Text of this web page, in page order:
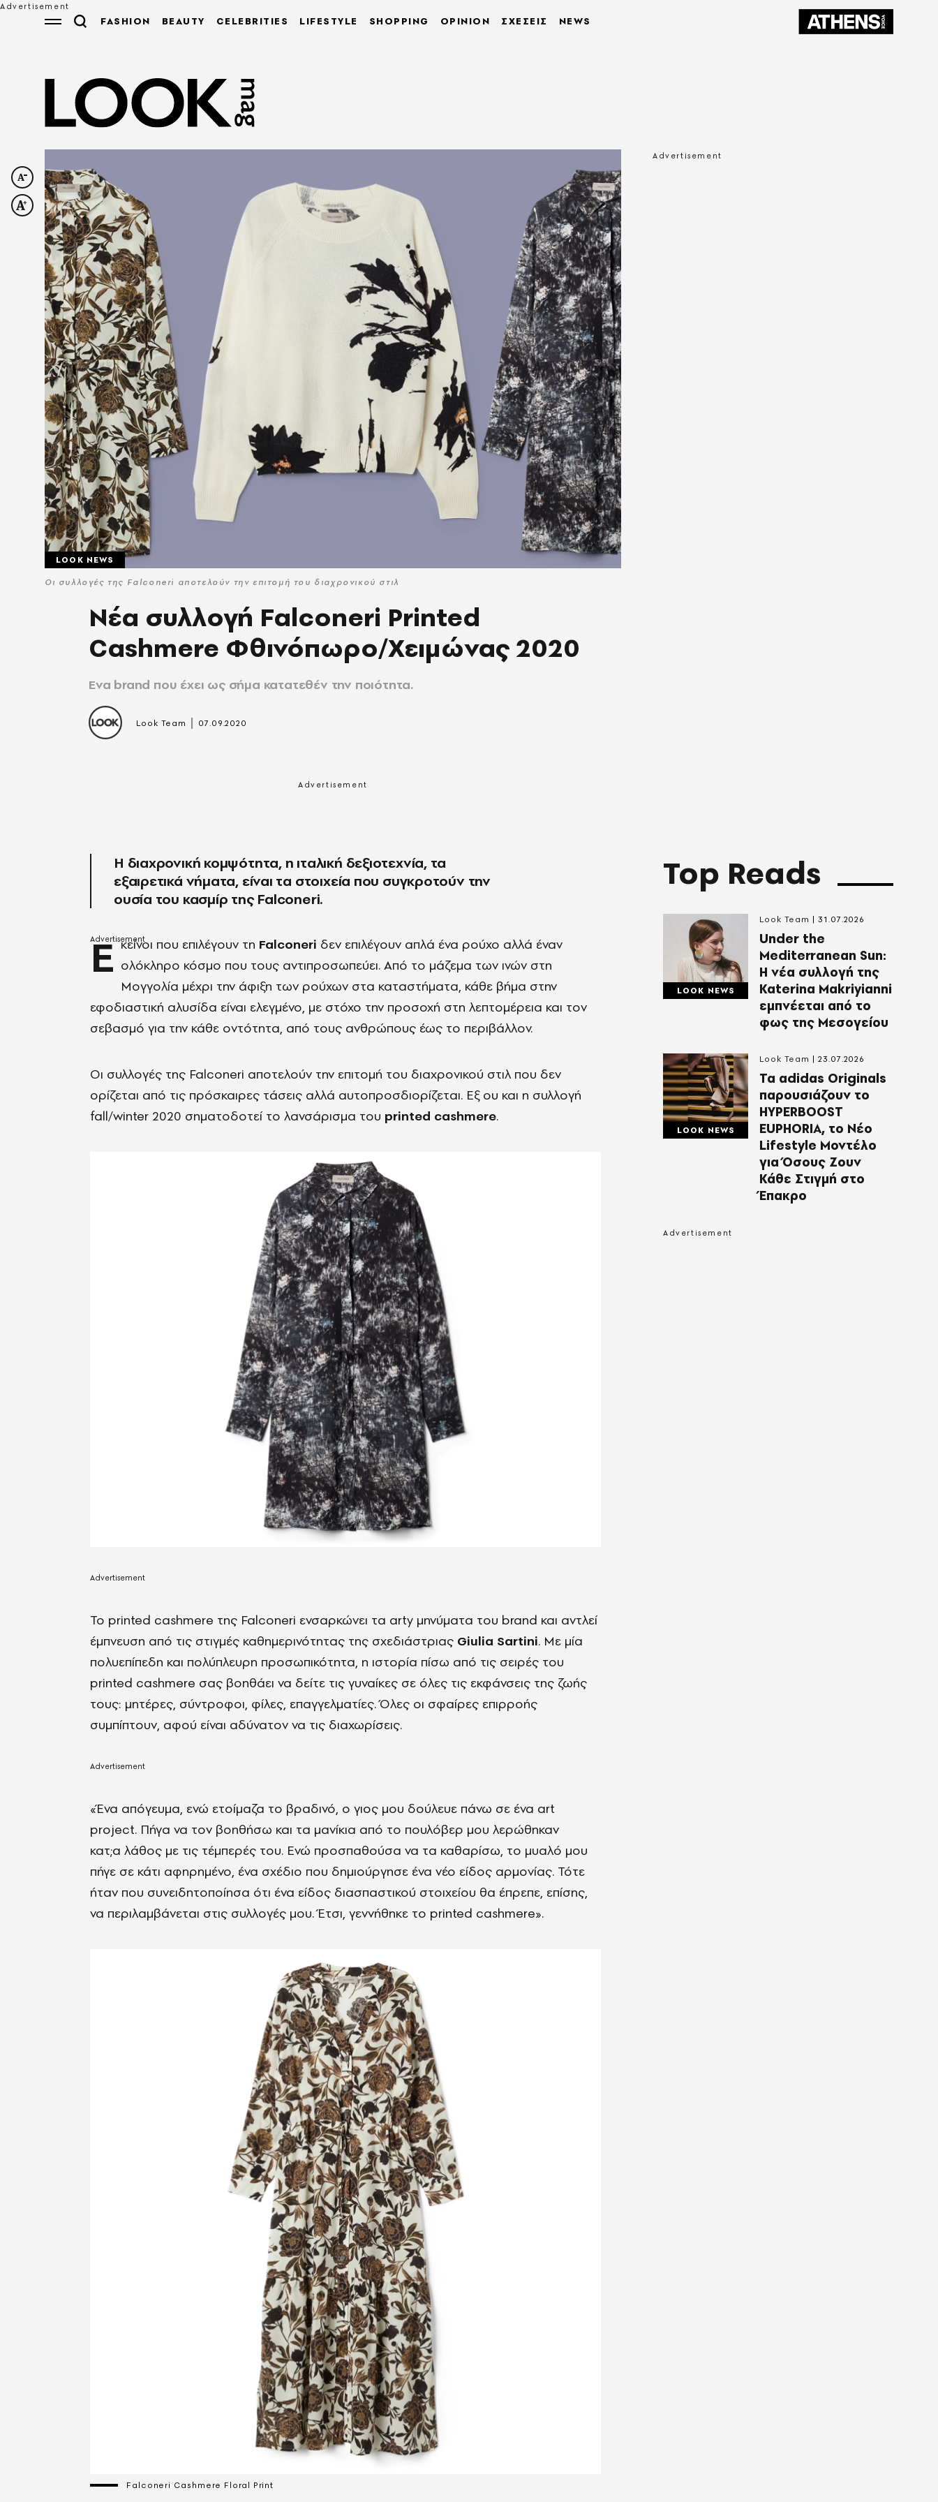
FASHION BEAUTY CELEBRITIES LIFESTYLE SHOPPING OPINION ΣΧΕΣΕΙΣ NEWS
Οι συλλογές της Falconeri αποτελούν την επιτομή του διαχρονικού στιλ
LOOK NEWS
Νέα συλλογή Falconeri Printed
Cashmere Φθινόπωρο/Χειμώνας 2020
Ένα brand που έχει ως σήμα κατατεθέν την ποιότητα.
Look Team 07.09.2020
H διαχρονική κομψότητα, η ιταλική δεξιοτεχνία, τα
εξαιρετικά νήματα, είναι τα στοιχεία που συγκροτούν την
ουσία του κασμίρ της Falconeri.
Ε κείνοι που επιλέγουν τη Falconeri δεν επιλέγουν απλά ένα ρούχο αλλά έναν
ολόκληρο κόσμο που τους αντιπροσωπεύει. Από το μάζεμα των ινών στη
Μογγολία μέχρι την άφιξη των ρούχων στα καταστήματα, κάθε βήμα στην
εφοδιαστική αλυσίδα είναι ελεγμένο, με στόχο την προσοχή στη λεπτομέρεια και τον
σεβασμό για την κάθε οντότητα, από τους ανθρώπους έως το περιβάλλον.
Οι συλλογές της Falconeri αποτελούν την επιτομή του διαχρονικού στιλ που δεν
ορίζεται από τις πρόσκαιρες τάσεις αλλά αυτοπροσδιορίζεται. Εξ ου και η συλλογή
fall/winter 2020 σηματοδοτεί το λανσάρισμα του printed cashmere.
Το printed cashmere της Falconeri ενσαρκώνει τα arty μηνύματα του brand και αντλεί
έμπνευση από τις στιγμές καθημερινότητας της σχεδιάστριας Giulia Sartini. Με μία
πολυεπίπεδη και πολύπλευρη προσωπικότητα, η ιστορία πίσω από τις σειρές του
printed cashmere σας βοηθάει να δείτε τις γυναίκες σε όλες τις εκφάνσεις της ζωής
τους: μητέρες, σύντροφοι, φίλες, επαγγελματίες. Όλες οι σφαίρες επιρροής
συμπίπτουν, αφού είναι αδύνατον να τις διαχωρίσεις.
«Ένα απόγευμα, ενώ ετοίμαζα το βραδινό, ο γιoς μου δούλευε πάνω σε ένα art
project. Πήγα να τον βοηθήσω και τα μανίκια από το πουλόβερ μου λερώθηκαν
κατ;a λάθος με τις τέμπερές του. Ενώ προσπαθούσα να τα καθαρίσω, το μυαλό μου
πήγε σε κάτι αφηρημένο, ένα σχέδιο που δημιούργησε ένα νέο είδος αρμονίας. Τότε
ήταν που συνειδητοποίησα ότι ένα είδος διασπαστικού στοιχείου θα έπρεπε, επίσης,
να περιλαμβάνεται στις συλλογές μου. Έτσι, γεννήθηκε το printed cashmere».
Falconeri Cashmere Floral Print
Top Reads
LOOK NEWS
Under the
Mediterranean Sun:
Η νέα συλλογή της
Katerina Makriyianni
εμπνέεται από το
φως της Μεσογείου
Look Team 31.07.2026
LOOK NEWS
Τα adidas Originals
παρουσιάζουν το
HYPERBOOST
EUPHORIA, το Νέο
Lifestyle Μοντέλο
για Όσους Ζουν
Κάθε Στιγμή στο
Έπακρο
Look Team 23.07.2026